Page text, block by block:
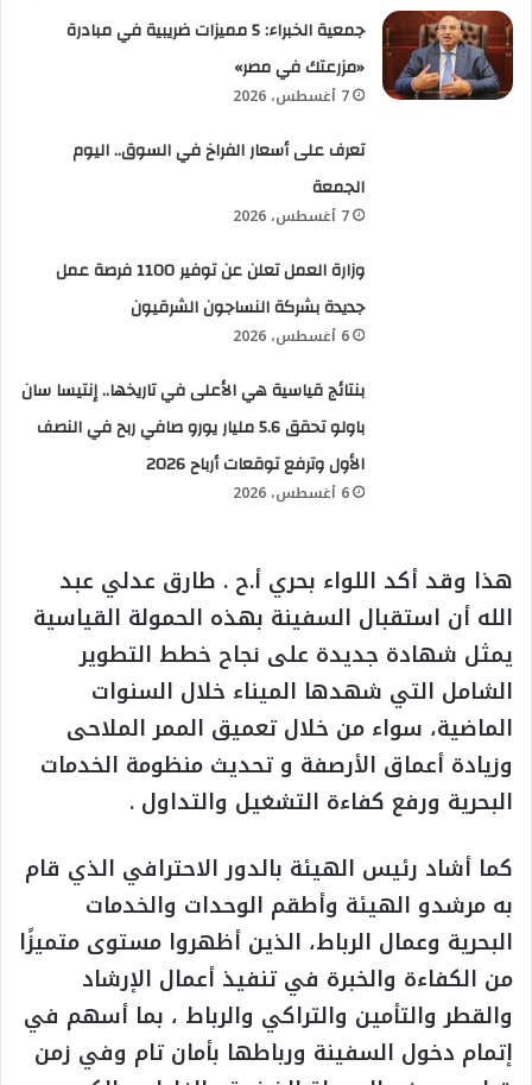
جمعية الخبراء: 5 مميزات ضريبية في مبادرة
«مزرعتك في مصر»
7 أغسطس، 2026
تعرف على أسعار الفراخ في السوق.. اليوم
الجمعة
7 أغسطس، 2026
وزارة العمل تعلن عن توفير 1100 فرصة عمل
جديدة بشركة النساجون الشرقيون
6 أغسطس، 2026
بنتائج قياسية هي الأعلى في تاريخها.. إنتيسا سان
باولو تحقق 5.6 مليار يورو صافي ربح في النصف
الأول وترفع توقعات أرباح 2026
6 أغسطس، 2026
هذا وقد أكد اللواء بحري أ.ح . طارق عدلي عبد
الله أن استقبال السفينة بهذه الحمولة القياسية
يمثل شهادة جديدة على نجاح خطط التطوير
الشامل التي شهدها الميناء خلال السنوات
الماضية، سواء من خلال تعميق الممر الملاحى
وزيادة أعماق الأرصفة و تحديث منظومة الخدمات
البحرية ورفع كفاءة التشغيل والتداول .
كما أشاد رئيس الهيئة بالدور الاحترافي الذي قام
به مرشدو الهيئة وأطقم الوحدات والخدمات
البحرية وعمال الرباط، الذين أظهروا مستوى متميزًا
من الكفاءة والخبرة في تنفيذ أعمال الإرشاد
والقطر والتأمين والتراكي والرباط ، بما أسهم في
إتمام دخول السفينة ورباطها بأمان تام وفي زمن